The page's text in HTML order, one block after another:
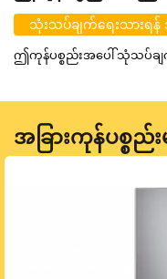
သုံးသပ်ချက်ရေးသားရန်
ဤကုန်ပစ္စည်းအပေါ် သုံသပ်ချက်
အခြားကုန်ပစ္စည်းမ